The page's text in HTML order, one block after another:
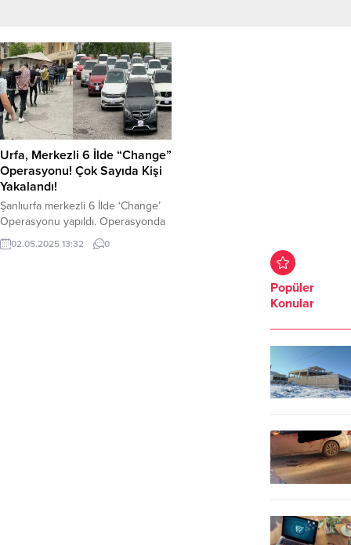
Urfa, Merkezli 6 İlde “Change”
Operasyonu! Çok Sayıda Kişi
Yakalandı!
Şanlıurfa merkezli 6 İlde ‘Change’
Operasyonu yapıldı. Operasyonda
15 şahıs gözaltına alındı. Şanlıurfa İl
Emniyet Müdürlüğü Asayiş Şube
02.05.2025 13:32 0
Popüler
Konular